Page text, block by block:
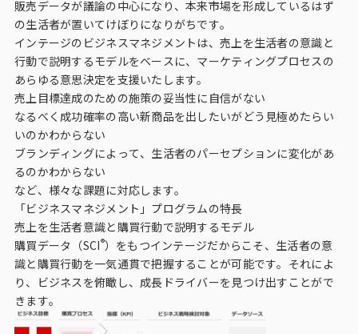
マーケティング用語集
コーポレートサイト
データ活用法・トレンド情報
販売データが議論の中心になり、本来市場を形成しているはず
の生活者が置いてけぼりになりがちです。
インテージのビジネスマネジメントは、売上を生活者の意識と
行動で説明するモデルをベースに、マーケティングプロセスの
あらゆる意思決定を支援いたします。
売上目標達成のための施策の妥当性に自信がない
なるべく成功確率の高い新商品を出したいがどう見極めたらい
いのかわからない
ブランディングによって、生活者のパーセプションに変化があ
るのかわからない
など、様々な課題に対応します。
「ビジネスマネジメント」プログラムの特長
売上を生活者意識と購買行動で説明するモデル
購買データ（SCI®）をもつインテージだからこそ、生活者の意
識と購買行動を一気通貫で把握することが可能です。それによ
り、ビジネスを俯瞰し、成長ドライバーを見つけ出すことがで
きます。